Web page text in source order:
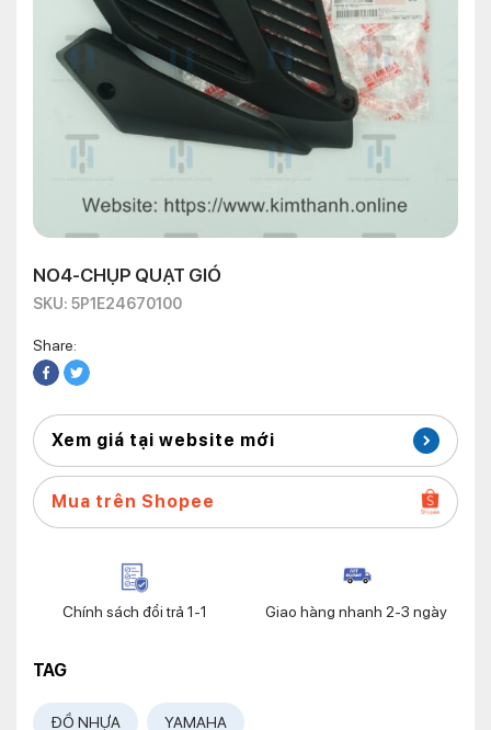
NO4-CHỤP QUẠT GIÓ
SKU: 5P1E24670100
Share:
Xem giá tại website mới
Mua trên Shopee
Chính sách đổi trả 1-1 Giao hàng nhanh 2-3 ngày
TAG
ĐỒ NHỰA YAMAHA